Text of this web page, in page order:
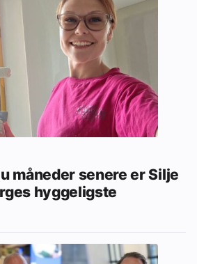
måneder senere er Silje
hyggeligste